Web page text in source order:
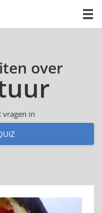
over
vragen in